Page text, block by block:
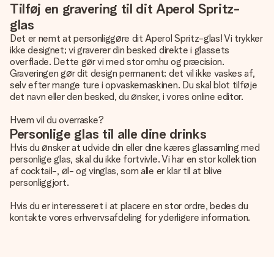
Tilføj en gravering til dit Aperol Spritz-
glas
Det er nemt at personliggøre dit Aperol Spritz-glas! Vi trykker
ikke designet; vi graverer din besked direkte i glassets
overflade. Dette gør vi med stor omhu og præcision.
Graveringen gør dit design permanent; det vil ikke vaskes af,
selv efter mange ture i opvaskemaskinen. Du skal blot tilføje
det navn eller den besked, du ønsker, i vores online editor.
Hvem vil du overraske?
Personlige glas til alle dine drinks
Hvis du ønsker at udvide din eller dine kæres glassamling med
personlige glas, skal du ikke fortvivle. Vi har en stor kollektion
af cocktail-, øl- og vinglas, som alle er klar til at blive
personliggjort.
Hvis du er interesseret i at placere en stor ordre, bedes du
kontakte vores erhvervsafdeling for yderligere information.